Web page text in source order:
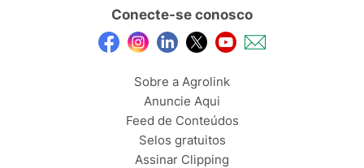
Conecte-se conosco
Sobre a Agrolink
Anuncie Aqui
Feed de Conteúdos
Selos gratuitos
Assinar Clipping